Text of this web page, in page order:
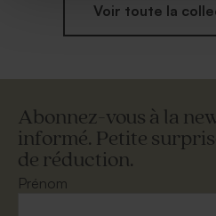
Voir toute la
Abonnez-vous à la
informé. Petite
de réduction.
Prénom